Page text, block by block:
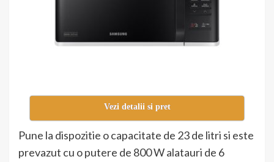
Vezi detalii si pret
Pune la dispozitie o capacitate de 23 de litri si este
prevazut cu o putere de 800 W alatauri de 6